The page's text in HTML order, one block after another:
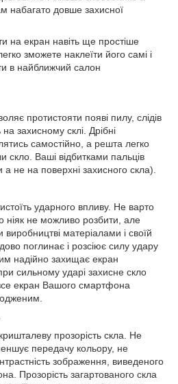
набагато довше захисної
на екран навіть ще простіше
зможете наклеїти його самі і
в найближчий салон
протистояти появі пилу, слідів
захисному склі. Дрібні
самостійно, а решта легко
скло. Ваші відбитками пальців
не на поверхні захисного скла).
ударного впливу. Не варто
ніяк не можливо розбити, але
матеріалами і своїй
поглинає і розсіює силу удару
надійно захищає екран
сильному ударі захисне скло
екран Вашого смартфона
прозорість скла. Не
передачу кольору, не
зображення, виведеного
Прозорість загартованого скла